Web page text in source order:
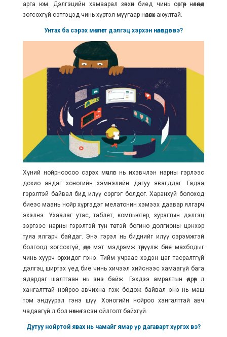
арга юм. Дэлгэцийн хамаарал зөвхөн биед чинь сөргөөр нөлөөлөөд
зогсохгүй сэтгэцэд чинь хүртэл муугаар нөлөөлөх аюултай.
Унтах ба сэрэх мөчлөгт дэлгэц хэрхэн нөлөөлдөг вэ?
Хүний нойрноосоо сэрэх мөчлөг нь ихэвчлэн нарны гэрлээс
дохио авдаг хоногийн хэмнэлийн дагуу явагддаг. Гадаа
гэрэлтэй байвал бид илүү сэргэг болдог. Харанхуй болоход
биеэс маань нойр хүргэдэг мелатонин хэмээх даавар ялгарч
эхэлнэ. Ухаалаг утас, таблет, компьютер, зурагтын дэлгэц
зэргээс нарны гэрэлтэй тун төстэй богино долгионы цэнхэр
туяа ялгарч байдаг. Энэ гэрэл нь биднийг илүү сэрэмжтэй
болгоод зогсохгүй, өдөр мэт мэдрэмж төрүүлж бие махбодыг
чинь хуурч орхидог гэнэ. Тийм учраас хэдэн цаг тасралтгүй
дэлгэц ширтэх үед бие чинь хичээл хийснээс хамаагүй бага
ядардаг шалтгаан нь энэ байж. Гэхдээ амралтын өдрөөр л
хангалттай нойроо авчихна гэж бодож байвал энэ нь маш
том эндүүрэл гэнэ шүү. Хоногийн нойроо хангалттай авч
чадаагүй л бол нөхнө гэсэн ойлголт байхгүй.
Дутуу нойртой явах нь чамайг ямар үр дагаварт хүргэх вэ?